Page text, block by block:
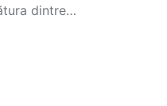
dintre…